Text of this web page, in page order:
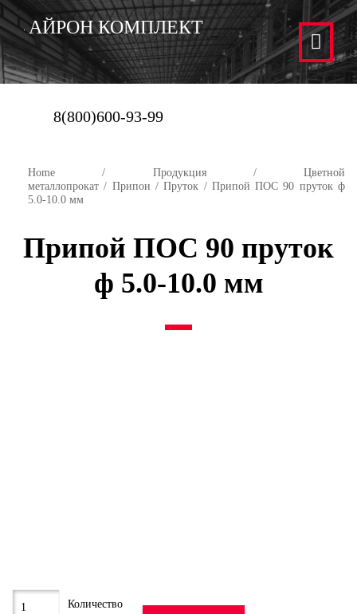
АЙРОН КОМПЛЕКТ
8(800)600-93-99
Home / Продукция/ Цветной
металлопрокат / Припои /Пруток / Припой ПОС 90 пруток ф
5.0-10.0 мм
Припой ПОС 90 пруток
ф 5.0-10.0 мм